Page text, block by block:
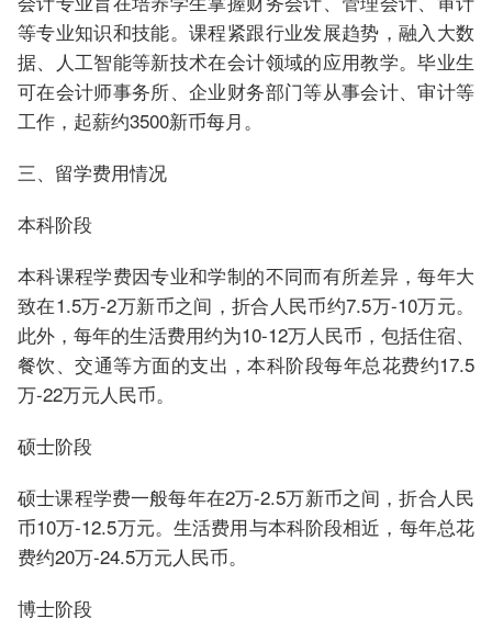
等专业知识和技能。课程紧跟行业发展趋势，融入大数
据、人工智能等新技术在会计领域的应用教学。毕业生
可在会计师事务所、企业财务部门等从事会计、审计等
工作，起薪约3500新币每月。
三、留学费用情况
本科阶段
本科课程学费因专业和学制的不同而有所差异，每年大
致在1.5万-2万新币之间，折合人民币约7.5万-10万元。
此外，每年的生活费用约为10-12万人民币，包括住宿、
餐饮、交通等方面的支出，本科阶段每年总花费约17.5
万-22万元人民币。
硕士阶段
硕士课程学费一般每年在2万-2.5万新币之间，折合人民
币10万-12.5万元。生活费用与本科阶段相近，每年总花
费约20万-24.5万元人民币。
博士阶段